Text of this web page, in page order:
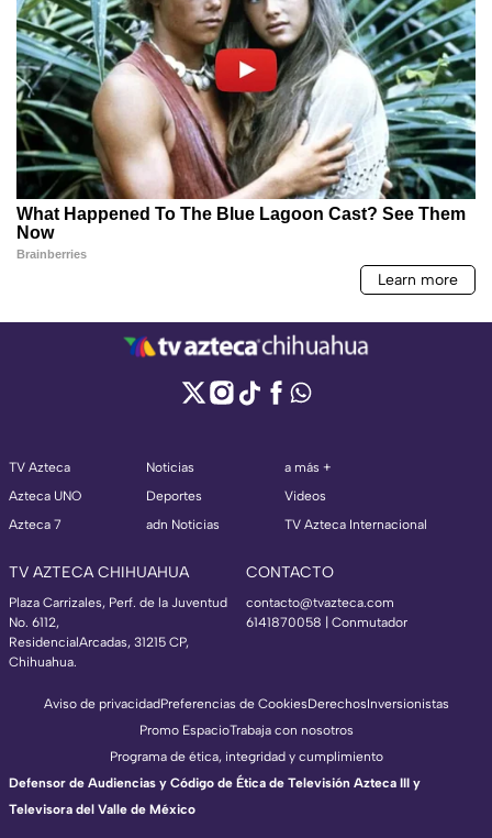
TV Azteca
Azteca UNO
Azteca 7
Noticias
Deportes
adn Noticias
a más +
Videos
TV Azteca Internacional
TV AZTECA CHIHUAHUA
Plaza Carrizales, Perf. de la Juventud
No. 6112,
ResidencialArcadas, 31215 CP,
Chihuahua.
CONTACTO
contacto@tvazteca.com
6141870058 | Conmutador
Aviso de privacidadPreferencias de CookiesDerechosInversionistas
Promo EspacioTrabaja con nosotros
Programa de ética, integridad y cumplimiento
Defensor de Audiencias y Código de Ética de Televisión Azteca III y
Televisora del Valle de México